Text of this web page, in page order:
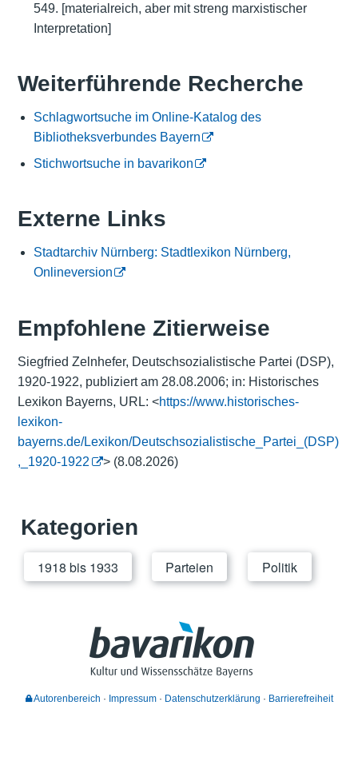
549. [materialreich, aber mit streng marxistischer
Interpretation]
Weiterführende Recherche
Schlagwortsuche im Online-Katalog des
Bibliotheksverbundes Bayern
Stichwortsuche in bavarikon
Externe Links
Stadtarchiv Nürnberg: Stadtlexikon Nürnberg,
Onlineversion
Empfohlene Zitierweise
Siegfried Zelnhefer, Deutschsozialistische Partei (DSP),
1920-1922, publiziert am 28.08.2006; in: Historisches
Lexikon Bayerns, URL: <https://www.historisches-
lexikon-
bayerns.de/Lexikon/Deutschsozialistische_Partei_(DSP)
,_1920-1922
> (8.08.2026)
Kategorien
1918 bis 1933 Parteien Politik
Autorenbereich Impressum Datenschutzerklärung Barrierefreiheit